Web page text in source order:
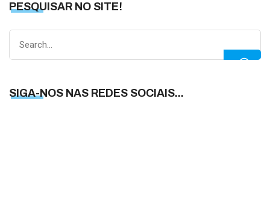
PESQUISAR NO SITE!
SIGA-NOS NAS REDES SOCIAIS...